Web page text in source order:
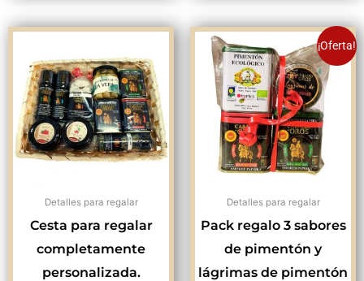
Detalles para regalar
Cesta para regalar
completamente
personalizada.
¡Oferta!
Detalles para regalar
Pack regalo 3 sabores
de pimentón y
lágrimas de pimentón
precio
original
era:
11,55€.
El